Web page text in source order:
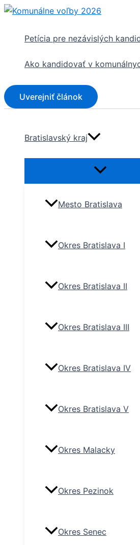
Preskočiť
obsahPetícia pre nezávislých
Ako kandidovať v
Uverejniť článok
Bratislavský kraj
Mesto Bratislava
Okres Bratislava I
Okres Bratislava II
Okres Bratislava III
Okres Bratislava IV
Okres Bratislava V
Okres Malacky
Okres Pezinok
Okres Senec